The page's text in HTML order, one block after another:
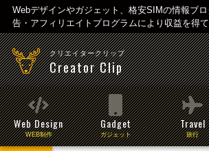
Webデザインやガジェット、格安SIMの情報ブ
告・アフィリエイトプログラムにより収益を得て
クリエイタークリップ
Creator Clip
Web Design
WEB制作
Gadget
ガジェット
Travel
旅行